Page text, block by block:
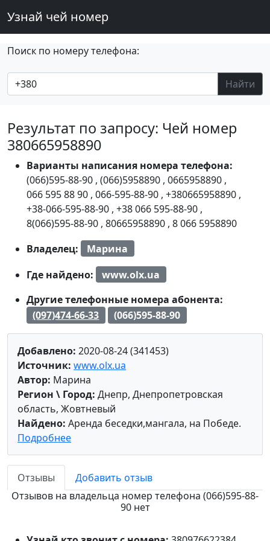
Узнай чей номер
Поиск по номеру телефона:
Найти
Результат по запросу: Чей номер
380665958890
Варианты написания номера телефона:
(066)595-88-90 , (066)5958890 , 0665958890 ,
066 595 88 90 , 066-595-88-90 , +380665958890 ,
+38-066-595-88-90 , +38 066 595-88-90 ,
8(066)595-88-90 , 80665958890 , 8 066 5958890
Владелец:
Марина
Где найдено:
www.olx.ua
Другие телефонные номера абонента:
(097)474-66-33
(066)595-88-90
Добавлено: 2020-08-24 (341453)
Источник: www.olx.ua
Автор: Марина
Регион \ Город: Днепр, Днепропетровская
область, Жовтневый
Найдено: Аренда беседки,мангала, на Победе.
Подробнее
Отзывы
Добавить отзыв
Отзывов на владельца номер телефона (066)595-88-
90 нет